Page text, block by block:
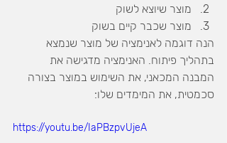
מוצר שיוצא לשוק
מוצר שכבר קיים בשוק
הנה דוגמה לאנימציה של מוצר שנמצא
בתהליך פיתוח. האנימציה מדגישה את
המבנה המכאני, את השימוש במוצר בצורה
סכמטית, את המימדים שלו:
https://youtu.be/IaPBzpvUjeA